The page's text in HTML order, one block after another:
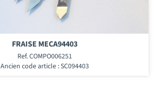
FRAISE MECA94403
Ref. COMPO006251
Ancien code article : SC094403